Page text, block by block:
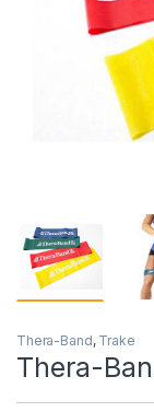
Thera-Band, Trake
Thera-